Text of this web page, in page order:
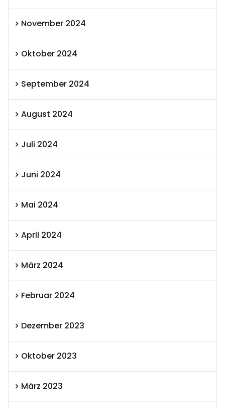
November 2024
Oktober 2024
September 2024
August 2024
Juli 2024
Juni 2024
Mai 2024
April 2024
März 2024
Februar 2024
Dezember 2023
Oktober 2023
März 2023